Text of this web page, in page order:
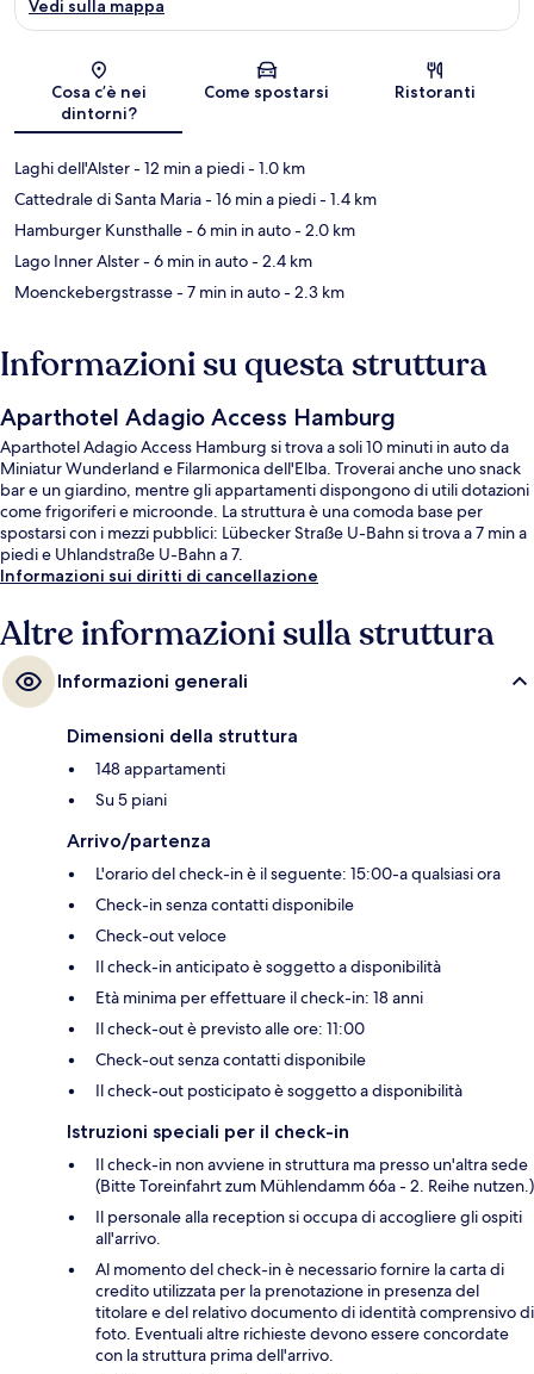
Mappa
Vedi sulla mappa
Cosa c’è nei
dintorni?
Come spostarsi Ristoranti
Laghi dell'Alster- 12 min a piedi- 1.0 km
Cattedrale di Santa Maria- 16 min a piedi- 1.4 km
Hamburger Kunsthalle- 6 min in auto- 2.0 km
Lago Inner Alster- 6 min in auto- 2.4 km
Moenckebergstrasse- 7 min in auto- 2.3 km
Informazioni su questa struttura
Aparthotel Adagio Access Hamburg
Aparthotel Adagio Access Hamburg si trova a soli 10 minuti in auto da
Miniatur Wunderland e Filarmonica dell'Elba. Troverai anche uno snack
bar e un giardino, mentre gli appartamenti dispongono di utili dotazioni
come frigoriferi e microonde. La struttura è una comoda base per
spostarsi con i mezzi pubblici: Lübecker Straße U-Bahn si trova a 7 min a
piedi e Uhlandstraße U-Bahn a 7.
Informazioni sui diritti di cancellazione
Altre informazioni sulla struttura
Informazioni generali
Dimensioni della struttura
148 appartamenti
Su 5 piani
Arrivo/partenza
L'orario del check-in è il seguente: 15:00-a qualsiasi ora
Check-in senza contatti disponibile
Check-out veloce
Il check-in anticipato è soggetto a disponibilità
Età minima per effettuare il check-in: 18 anni
Il check-out è previsto alle ore: 11:00
Check-out senza contatti disponibile
Il check-out posticipato è soggetto a disponibilità
Istruzioni speciali per il check-in
Il check-in non avviene in struttura ma presso un'altra sede
(Bitte Toreinfahrt zum Mühlendamm 66a - 2. Reihe nutzen.)
Il personale alla reception si occupa di accogliere gli ospiti
all'arrivo.
Al momento del check-in è necessario fornire la carta di
credito utilizzata per la prenotazione in presenza del
titolare e del relativo documento di identità comprensivo di
foto. Eventuali altre richieste devono essere concordate
con la struttura prima dell'arrivo.